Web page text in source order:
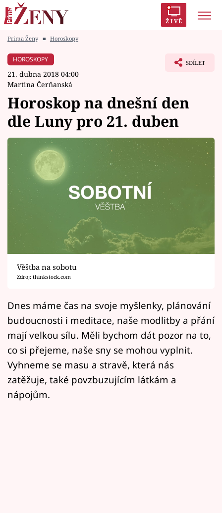
ŽIVĚ
Módní alarm
Témata
Celebrity
Vztahy
Seriály
Horoskopy
Sledujte prima+
Filmový festival Karlovy Vary
Mámy sobě
Přihlášení
Sledujte nás
Prima Ženy ■ Horoskopy
HOROSKOPY
21. dubna 2018 04:00
Martina Čerňanská
SDÍLET
Horoskop na dnešní den
dle Luny pro 21. duben
Věštba na sobotu
Zdroj: thinkstock.com
Dnes máme čas na svoje myšlenky, plánování
budoucnosti i meditace, naše modlitby a přání
mají velkou sílu. Měli bychom dát pozor na to,
co si přejeme, naše sny se mohou vyplnit.
Vyhneme se masu a stravě, která nás
zatěžuje, také povzbuzujícím látkám a
nápojům.